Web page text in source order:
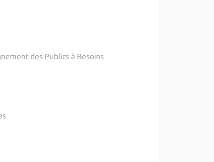
des Publics à Besoins